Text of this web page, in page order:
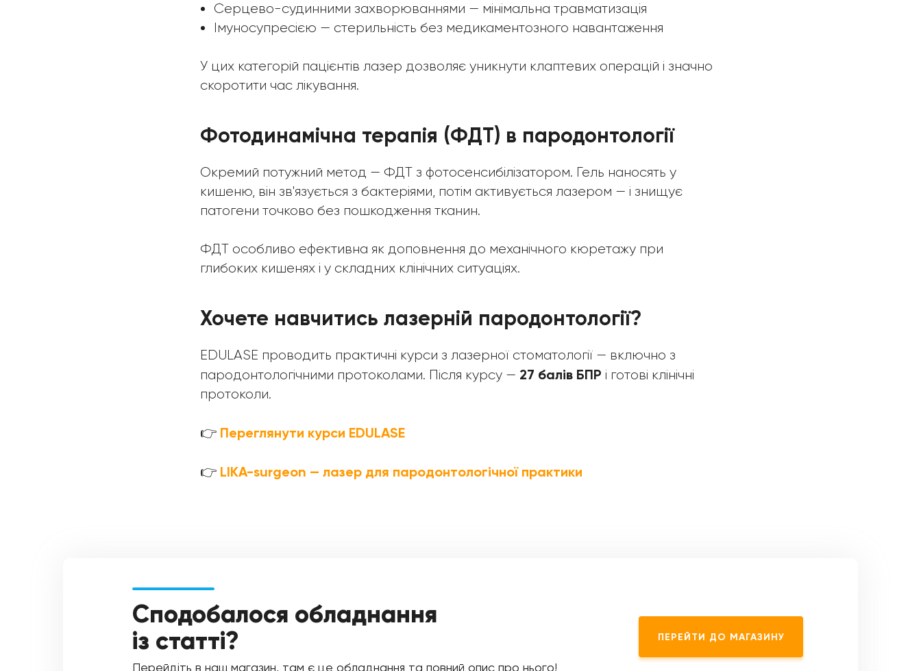
Серцево-судинними захворюваннями — мінімальна травматизація
Імуносупресією — стерильність без медикаментозного навантаження
У цих категорій пацієнтів лазер дозволяє уникнути клаптевих операцій і значно
скоротити час лікування.
Фотодинамічна терапія (ФДТ) в пародонтології
Окремий потужний метод — ФДТ з фотосенсибілізатором. Гель наносять у
кишеню, він зв'язується з бактеріями, потім активується лазером — і знищує
патогени точково без пошкодження тканин.
ФДТ особливо ефективна як доповнення до механічного кюретажу при
глибоких кишенях і у складних клінічних ситуаціях.
Хочете навчитись лазерній пародонтології?
EDULASE проводить практичні курси з лазерної стоматології — включно з
пародонтологічними протоколами. Після курсу — 27 балів БПР і готові клінічні
протоколи.
👉 Переглянути курси EDULASE
👉 LIKA-surgeon — лазер для пародонтологічної практики
Сподобалося обладнання
із статті?
Перейдіть в наш магазин, там є це обладнання та повний опис про нього!
ПЕРЕЙТИ ДО МАГАЗИНУ